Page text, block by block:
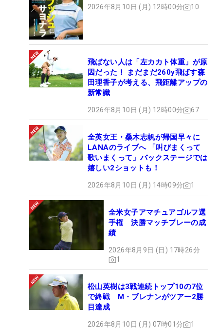
2026年8月10日 (月) 12時00分 10
飛ばない人は「左カカト体重」が原
因だった！ まだまだ260y飛ばす森
田理香子が考える、飛距離アップの
新常識
2026年8月10日 (月) 12時00分 67
全英女王・桑木志帆が帰国早々に
LANAのライブへ 「叫びまくって
歌いまくって」バックステージでは
嬉しい2ショットも！
2026年8月10日 (月) 14時09分 1
全米女子アマチュアゴルフ選
手権 決勝マッチプレーの成
績
2026年8月9日 (日) 17時26分
1
松山英樹は3戦連続トップ10の7位
で終戦 M・ブレナンがツアー2勝
目達成
2026年8月10日 (月) 07時01分 1